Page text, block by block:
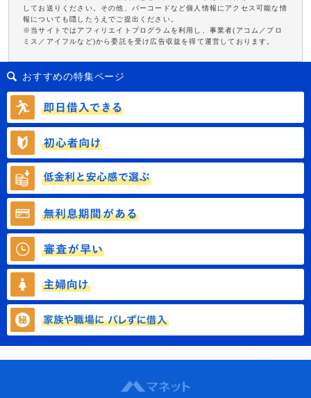
してお送りください。その他、バーコードなど個人情報にアクセス可能な情
報についても隠したうえでご提出ください。
※当サイトではアフィリエイトプログラムを利用し、事業者(アコム／プロ
ミス／アイフルなど)から委託を受け広告収益を得て運営しております。
おすすめの特集ページ